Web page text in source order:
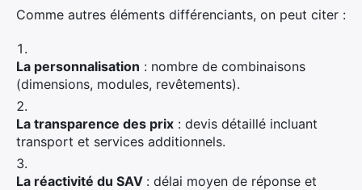
Comme autres éléments différenciants, on peut citer :
La personnalisation : nombre de combinaisons
(dimensions, modules, revêtements).
La transparence des prix : devis détaillé incluant
transport et services additionnels.
La réactivité du SAV : délai moyen de réponse et